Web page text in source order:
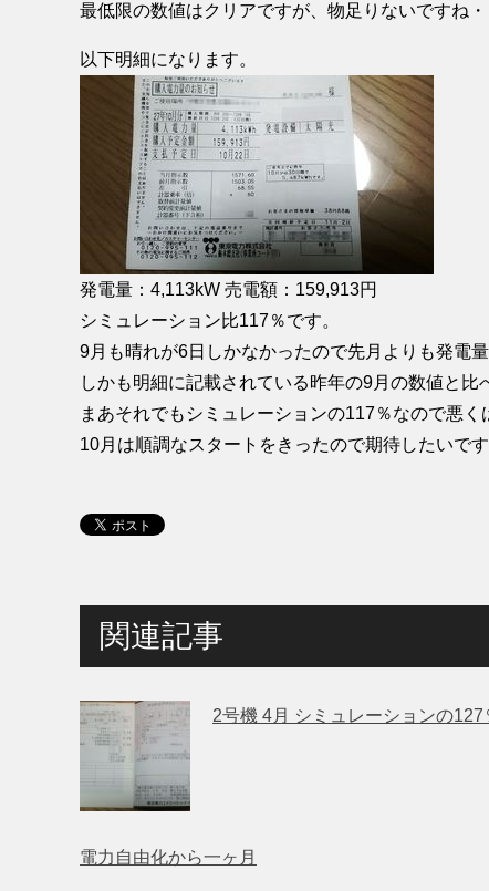
最低限の数値はクリアですが、物足りないですね・
以下明細になります。
発電量：4,113kW 売電額：159,913円
シミュレーション比117％です。
9月も晴れが6日しかなかったので先月よりも発電
しかも明細に記載されている昨年の9月の数値と比
まあそれでもシミュレーションの117％なので悪く
10月は順調なスタートをきったので期待したいで
関連記事
2号機 4月 シミュレーションの127
電力自由化から一ヶ月